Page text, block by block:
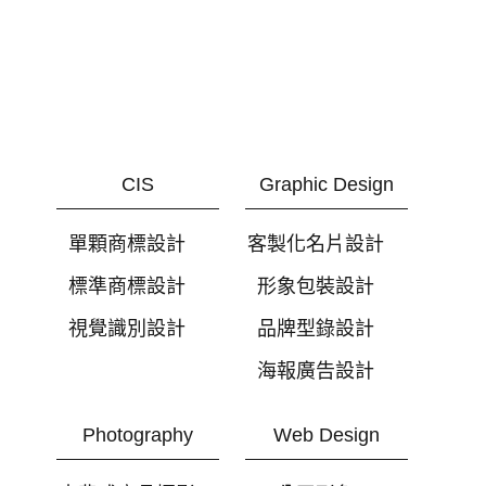
CIS
單顆商標設計
標準商標設計
視覺識別設計
Graphic Design
客製化名片設計
形象包裝設計
品牌型錄設計
海報廣告設計
Photography Web Design